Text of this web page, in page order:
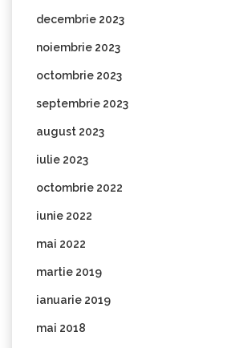
decembrie 2023
noiembrie 2023
octombrie 2023
septembrie 2023
august 2023
iulie 2023
octombrie 2022
iunie 2022
mai 2022
martie 2019
ianuarie 2019
mai 2018